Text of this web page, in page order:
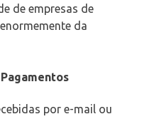
de empresas de
da
por e-mail ou